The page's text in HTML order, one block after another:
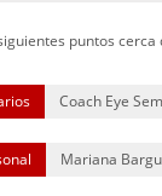
puntos cerca
Coach Eye
Mariana